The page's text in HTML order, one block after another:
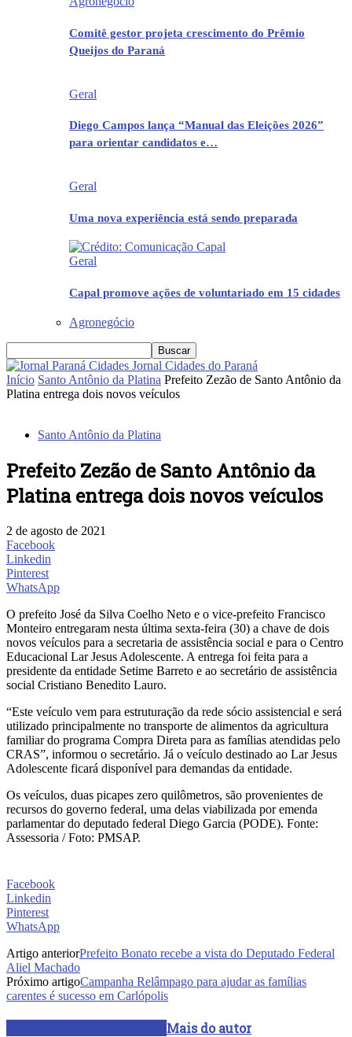
Comitê gestor projeta crescimento do Prêmio
Queijos do Paraná
Geral
Diego Campos lança “Manual das Eleições 2026”
para orientar candidatos e…
Geral
Uma nova experiência está sendo preparada
Geral
Capal promove ações de voluntariado em 15 cidades
Agronegócio
Jornal Cidades do Paraná
Início Santo Antônio da Platina Prefeito Zezão de Santo Antônio da
Platina entrega dois novos veículos
Santo Antônio da Platina
Prefeito Zezão de Santo Antônio da
Platina entrega dois novos veículos
2 de agosto de 2021
Facebook
Linkedin
Pinterest
WhatsApp
O prefeito José da Silva Coelho Neto e o vice-prefeito Francisco
Monteiro entregaram nesta última sexta-feira (30) a chave de dois
novos veículos para a secretaria de assistência social e para o Centro
Educacional Lar Jesus Adolescente. A entrega foi feita para a
presidente da entidade Setime Barreto e ao secretário de assistência
social Cristiano Benedito Lauro.
“Este veículo vem para estruturação da rede sócio assistencial e será
utilizado principalmente no transporte de alimentos da agricultura
familiar do programa Compra Direta para as famílias atendidas pelo
CRAS”, informou o secretário. Já o veículo destinado ao Lar Jesus
Adolescente ficará disponível para demandas da entidade.
Os veículos, duas picapes zero quilômetros, são provenientes de
recursos do governo federal, uma delas viabilizada por emenda
parlamentar do deputado federal Diego Garcia (PODE). Fonte:
Assessoria / Foto: PMSAP.
Facebook
Linkedin
Pinterest
WhatsApp
Artigo anteriorPrefeito Bonato recebe a vista do Deputado Federal
Aliel Machado
Próximo artigoCampanha Relâmpago para ajudar as famílias
carentes é sucesso em Carlópolis
Mais do autor